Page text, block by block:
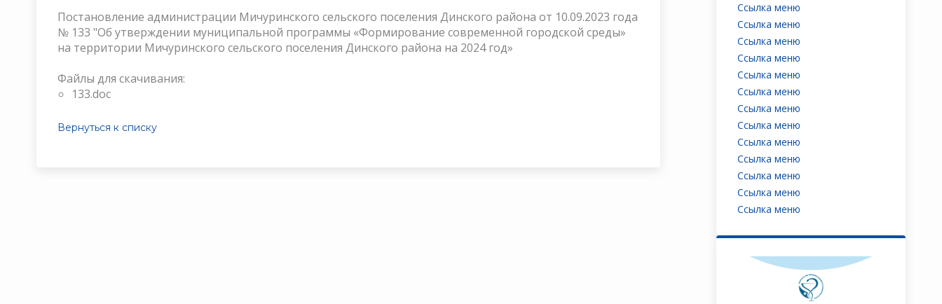
Постановление администрации Мичуринского сельского поселения Динского района от 10.09.2023 года
№ 133 "Об утверждении муниципальной программы «Формирование современной городской среды»
на территории Мичуринского сельского поселения Динского района на 2024 год»
Файлы для скачивания:
133.doc
Вернуться к списку
Ссылка меню
Ссылка меню
Ссылка меню
Ссылка меню
Ссылка меню
Ссылка меню
Ссылка меню
Ссылка меню
Ссылка меню
Ссылка меню
Ссылка меню
Ссылка меню
Ссылка меню